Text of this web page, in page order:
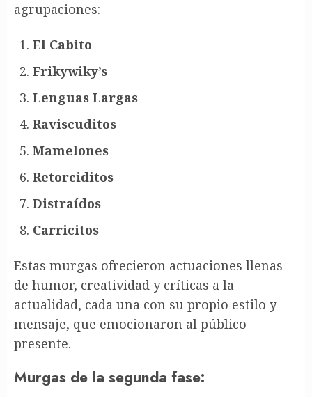
agrupaciones:
El Cabito
Frikywiky’s
Lenguas Largas
Raviscuditos
Mamelones
Retorciditos
Distraídos
Carricitos
Estas murgas ofrecieron actuaciones llenas
de humor, creatividad y críticas a la
actualidad, cada una con su propio estilo y
mensaje, que emocionaron al público
presente.
Murgas de la segunda fase: